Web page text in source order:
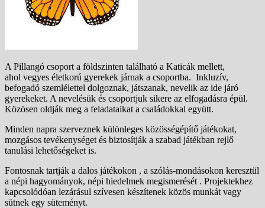
A Pillangó csoport a földszinten található a Katicák mellett,
ahol vegyes életkorú gyerekek járnak a csoportba. Inkluzív,
befogadó szemlélettel dolgoznak, játszanak, nevelik az ide járó
gyerekeket. A nevelésük és csoportjuk sikere az elfogadásra épül.
Közösen oldják meg a feladataikat a családokkal együtt.
Minden napra szerveznek különleges közösségépítő játékokat,
mozgásos tevékenységet és biztosítják a szabad játékban rejlő
tanulási lehetőségeket is.
Fontosnak tartják a dalos játékokon , a szólás-mondásokon keresztül
a népi hagyományok, népi hiedelmek megismerését . Projektekhez
kapcsolódóan lezárásul szívesen készítenek közös munkát vagy
sütnek egy süteményt.